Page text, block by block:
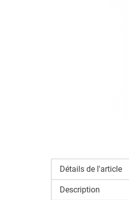
Détails de l'article
Description